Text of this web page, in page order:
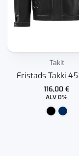
Takit
Fristads Takki
116,00€
ALV 0%